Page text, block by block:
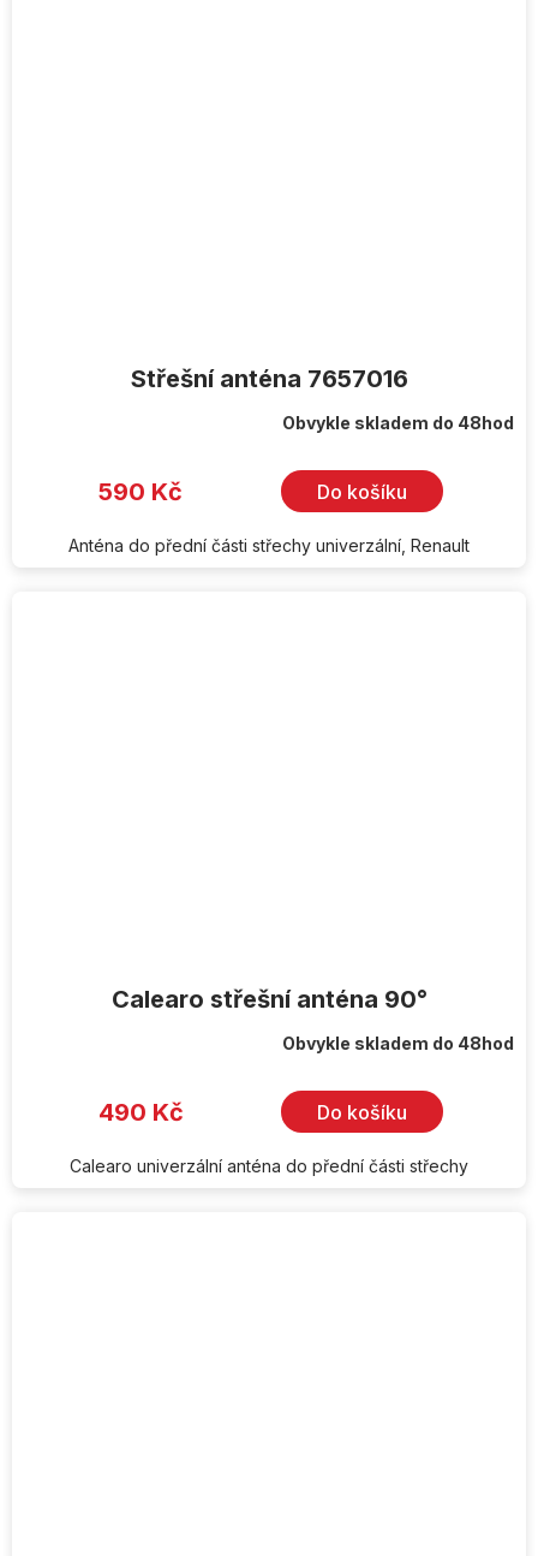
Střešní anténa 7657016
Obvykle skladem do 48hod
590 Kč Do košíku
Anténa do přední části střechy univerzální, Renault
Calearo střešní anténa 90°
Obvykle skladem do 48hod
490 Kč Do košíku
Calearo univerzální anténa do přední části střechy